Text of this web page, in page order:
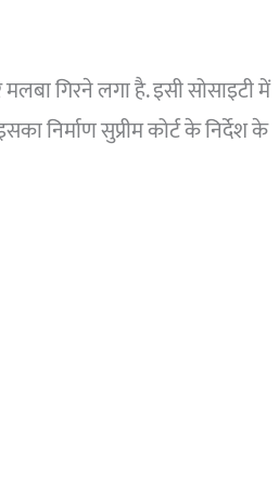
मलबा गिरने लगा है. इसी सोसाइटी में
निर्माण सुप्रीम कोर्ट के निर्देश के